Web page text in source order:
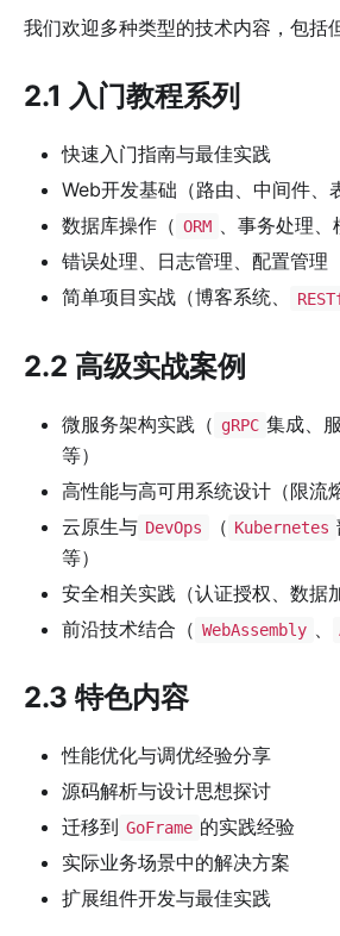
我们欢迎多种类型的技术内容，包括
2.1 入门教程系列
快速入门指南与最佳实践
Web开发基础（路由、中间件、
数据库操作（ ORM 、事务处理、
错误处理、日志管理、配置管理
简单项目实战（博客系统、
2.2 高级实战案例
微服务架构实践（ gRPC 集成、
等）
高性能与高可用系统设计（限流
云原生与 DevOps （ Kubernetes
等）
安全相关实践（认证授权、数据
前沿技术结合（ WebAssembly
2.3 特色内容
性能优化与调优经验分享
源码解析与设计思想探讨
迁移到 GoFrame 的实践经验
实际业务场景中的解决方案
扩展组件开发与最佳实践